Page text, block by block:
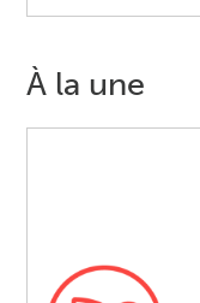
À la une